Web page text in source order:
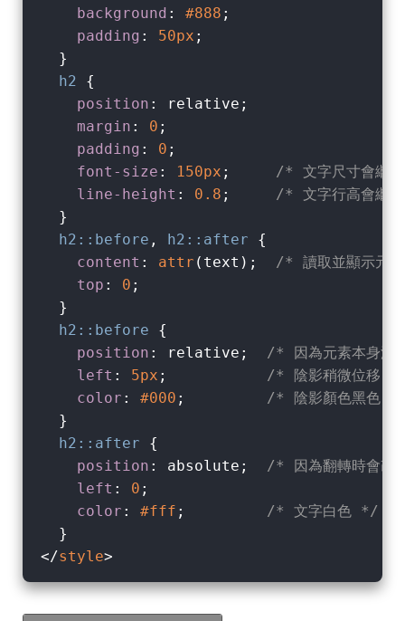
background : #888 ;
padding : 50px ;
  }
h2 {
position : relative;
margin : 0 ;
padding : 0 ;
font-size : 150px ; /* 文字尺寸會繼
line-height : 0.8 ; /* 文字行高會繼
  }
h2 ::before , h2 ::after {
content : attr (text); /* 讀取並顯示
top : 0 ;
  }
h2 ::before {
position : relative; /* 因為元素本身
left : 5px ; /* 陰影稍微位移
color : #000 ; /* 陰影顏色黑色
  }
h2 ::after {
position : absolute; /* 因為翻轉時會改
left : 0 ;
color : #fff ; /* 文字白色 */
</style>